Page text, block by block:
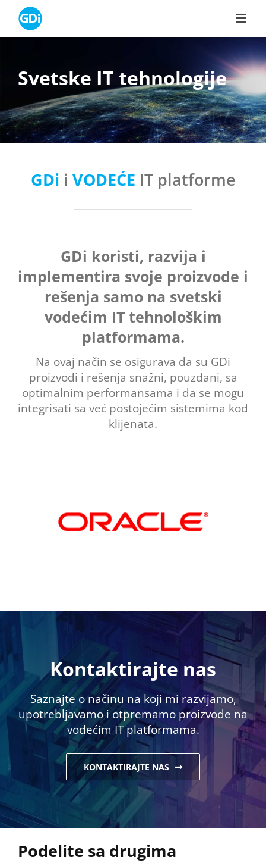
content
Svetske IT tehnologije
GDi i VODEĆE IT platforme
GDi koristi, razvija i
implementira svoje proizvode i
rešenja samo na svetski
vodećim IT tehnološkim
platformama.
Na ovaj način se osigurava da su GDi
proizvodi i rešenja snažni, pouzdani, sa
optimalnim performansama i da se mogu
integrisati sa već postojećim sistemima kod
klijenata.
Kontaktirajte nas
Saznajte o načinu na koji mi razvijamo,
upotrebljavamo i otpremamo proizvode na
vodećim IT platformama.
KONTAKTIRAJTE NAS
Podelite sa drugima